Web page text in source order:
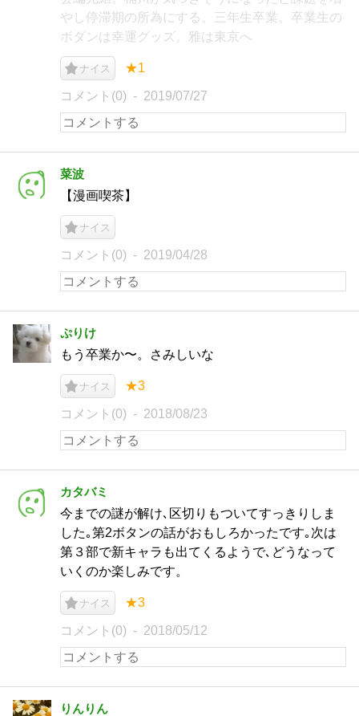
やし停滞期の所為にする。三年生卒業。卒業生の
ボダンは幸運グッズ。雅は東京へ
ナイス ★1
コメント(0) 2019/07/27
菜波
【漫画喫茶】
ナイス
コメント(0) 2019/04/28
ぷりけ
もう卒業か〜。さみしいな
ナイス ★3
コメント(0) 2018/08/23
カタバミ
今までの謎が解け､区切りもついてすっきりしま
した｡第2ボタンの話がおもしろかったです｡次は
第３部で新キャラも出てくるようで､どうなって
いくのか楽しみです。
ナイス ★3
コメント(0) 2018/05/12
りんりん